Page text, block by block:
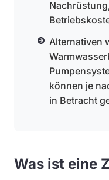
Alternativen
können je
in Betracht
Was ist eine